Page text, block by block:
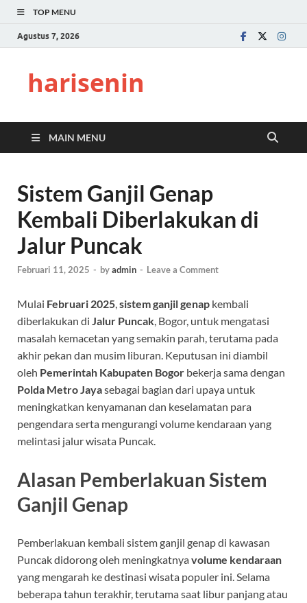
TOP MENU
Agustus 7, 2026
harisenin
MAIN MENU
Sistem Ganjil Genap
Kembali Diberlakukan di
Jalur Puncak
Februari 11, 2025 - byadmin - Leave a Comment
Mulai Februari 2025,sistem ganjil genap kembali
diberlakukan di Jalur Puncak, Bogor, untuk mengatasi
masalah kemacetan yang semakin parah, terutama pada
akhir pekan dan musim liburan. Keputusan ini diambil
oleh Pemerintah Kabupaten Bogor bekerja sama dengan
Polda Metro Jayasebagai bagian dari upaya untuk
meningkatkan kenyamanan dan keselamatan para
pengendara serta mengurangi volume kendaraan yang
melintasi jalur wisata Puncak.
Alasan Pemberlakuan Sistem
Ganjil Genap
Pemberlakuan kembali sistem ganjil genap di kawasan
Puncak didorong oleh meningkatnyavolume kendaraan
yang mengarah ke destinasi wisata populer ini. Selama
beberapa tahun terakhir, terutama saat libur panjang atau